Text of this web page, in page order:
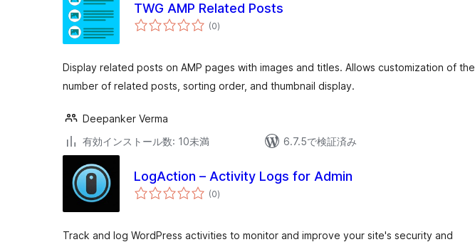
TWG AMP Related Posts
(0個
の)
Display related posts on AMP pages with images and titles. Allows customization of the
number of related posts, sorting order, and thumbnail display.
Deepanker Verma
有効インストール数: 10未満
6.7.5で検証済み
LogAction – Activity Logs for Admin
(0個
の)
Track and log WordPress activities to monitor and improve your site's security and